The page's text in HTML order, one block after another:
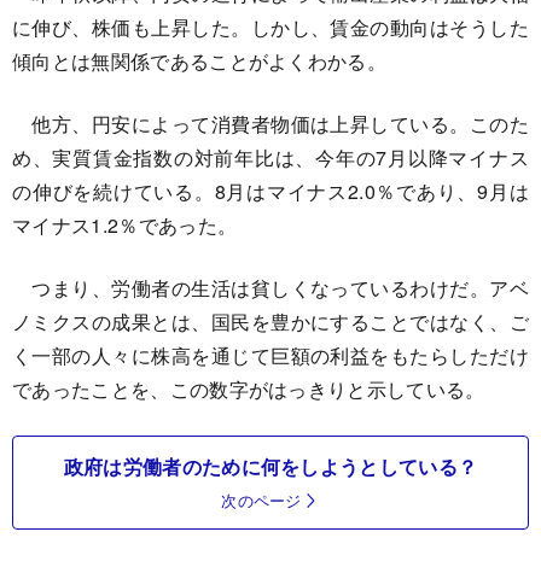
に伸び、株価も上昇した。しかし、賃金の動向はそうした
傾向とは無関係であることがよくわかる。
他方、円安によって消費者物価は上昇している。このた
め、実質賃金指数の対前年比は、今年の7月以降マイナス
の伸びを続けている。8月はマイナス2.0％であり、9月は
マイナス1.2％であった。
つまり、労働者の生活は貧しくなっているわけだ。アベ
ノミクスの成果とは、国民を豊かにすることではなく、ご
く一部の人々に株高を通じて巨額の利益をもたらしただけ
であったことを、この数字がはっきりと示している。
政府は労働者のために何をしようとしている？
次のページ